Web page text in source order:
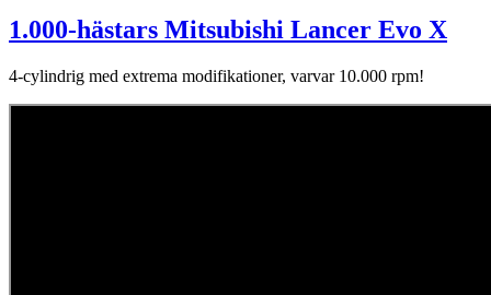
1.000-hästars Mitsubishi Lancer Evo X
4-cylindrig med extrema modifikationer, varvar 10.000 rpm!